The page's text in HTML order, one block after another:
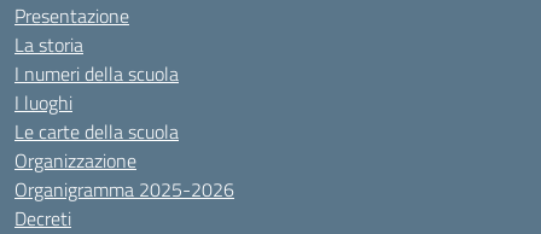
Presentazione
La storia
I numeri della scuola
I luoghi
Le carte della scuola
Organizzazione
Organigramma 2025-2026
Decreti